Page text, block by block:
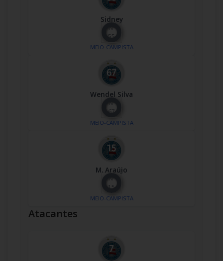
Sidney
Nº
55
MEIO-CAMPISTA
Wendel Silva
Nº
67
MEIO-CAMPISTA
M. Araújo
Nº
15
MEIO-CAMPISTA
Atacantes